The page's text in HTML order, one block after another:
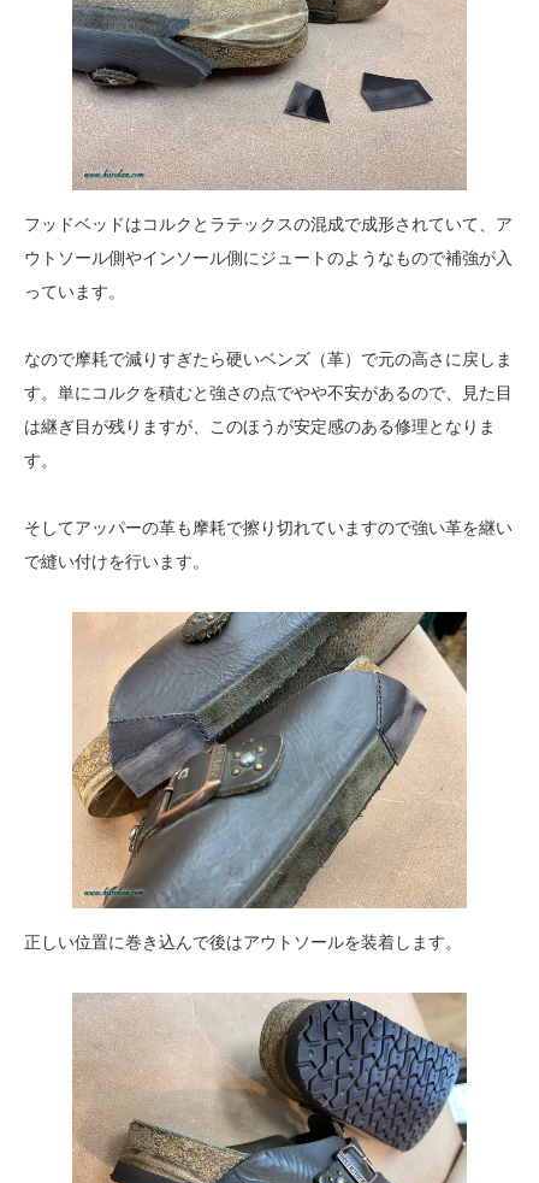
フッドベッドはコルクとラテックスの混成で成形されていて、ア
ウトソール側やインソール側にジュートのようなもので補強が入
っています。
なので摩耗で減りすぎたら硬いベンズ（革）で元の高さに戻しま
す。単にコルクを積むと強さの点でやや不安があるので、見た目
は継ぎ目が残りますが、このほうが安定感のある修理となりま
す。
そしてアッパーの革も摩耗で擦り切れていますので強い革を継い
で縫い付けを行います。
正しい位置に巻き込んで後はアウトソールを装着します。